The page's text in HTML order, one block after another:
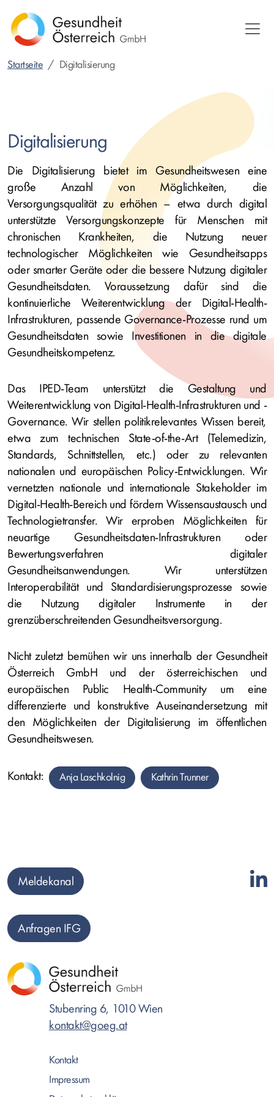
zum
Inhalt
Startseite Digitalisierung
Digitalisierung
Die Digitalisierung bietet im Gesundheitswesen eine
große Anzahl von Möglichkeiten, die
Versorgungsqualität zu erhöhen – etwa durch digital
unterstützte Versorgungskonzepte für Menschen mit
chronischen Krankheiten, die Nutzung neuer
technologischer Möglichkeiten wie Gesundheitsapps
oder smarter Geräte oder die bessere Nutzung digitaler
Gesundheitsdaten. Voraussetzung dafür sind die
kontinuierliche Weiterentwicklung der Digital-Health-
Infrastrukturen, passende Governance-Prozesse rund um
Gesundheitsdaten sowie Investitionen in die digitale
Gesundheitskompetenz.
Das IPED-Team unterstützt die Gestaltung und
Weiterentwicklung von Digital-Health-Infrastrukturen und -
Governance. Wir stellen politikrelevantes Wissen bereit,
etwa zum technischen State-of-the-Art (Telemedizin,
Standards, Schnittstellen, etc.) oder zu relevanten
nationalen und europäischen Policy-Entwicklungen. Wir
vernetzten nationale und internationale Stakeholder im
Digital-Health-Bereich und fördern Wissensaustausch und
Technologietransfer. Wir erproben Möglichkeiten für
neuartige Gesundheitsdaten-Infrastrukturen oder
Bewertungsverfahren digitaler
Gesundheitsanwendungen. Wir unterstützen
Interoperabilität und Standardisierungsprozesse sowie
die Nutzung digitaler Instrumente in der
grenzüberschreitenden Gesundheitsversorgung.
Nicht zuletzt bemühen wir uns innerhalb der Gesundheit
Österreich GmbH und der österreichischen und
europäischen Public Health-Community um eine
differenzierte und konstruktive Auseinandersetzung mit
den Möglichkeiten der Digitalisierung im öffentlichen
Gesundheitswesen.
Kontakt: Anja Laschkolnig Kathrin Trunner
Stubenring 6, 1010 Wien
kontakt@goeg.at
Kontakt
Impressum
Meldekanal
Anfragen IFG